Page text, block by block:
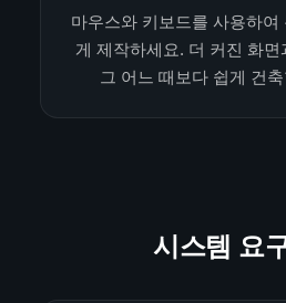
마우스와 키보드를 사용하여
게 제작하세요. 더 커진 화면
그 어느 때보다 쉽게 ​​건
시스템 요